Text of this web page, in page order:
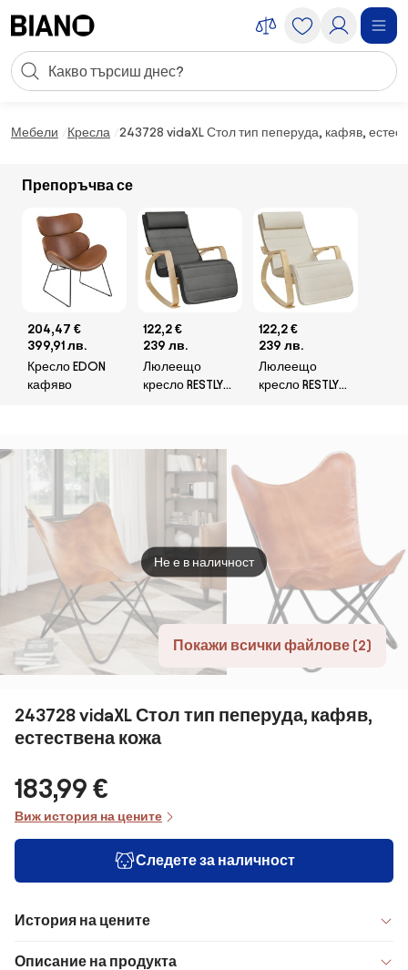
Търсене
Мебели Кресла 243728 vidaXL Стол тип пеперуда, кафяв,
Препоръчва се
204,47 €
399,91 лв.
Кресло EDON
кафяво
122,2 €
239 лв.
Люлеещо
кресло RESTLY
122,2 €
239 лв.
Люлеещо
кресло RESTLY
Покажи всички файлове (2)
Не е в наличност
243728 vidaXL Стол тип пеперуда, кафяв,
естествена кожа
183,99 €
Виж история на цените
Следете за наличност
История на цените
Описание на продукта